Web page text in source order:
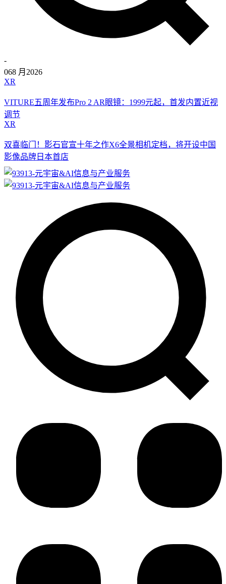
-
068 月 2026
XR
VITURE五周年发布Pro 2 AR眼镜：1999元起，首发内置近视
调节
XR
双喜临门！影石官宣十年之作X6全景相机定档，将开设中国
影像品牌日本首店